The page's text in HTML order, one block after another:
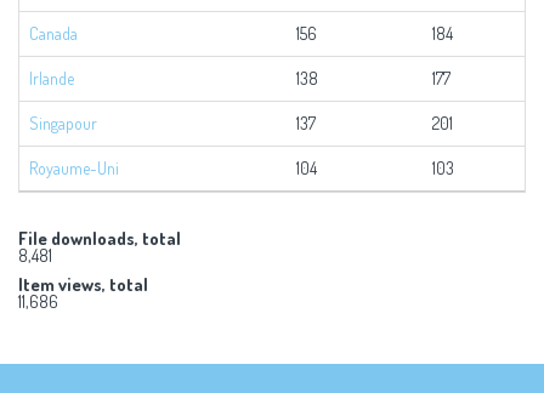
Canada 156 184
Irlande 138 177
Singapour 137 201
Royaume-Uni 104 103
File downloads, total
8,481
Item views, total
11,686